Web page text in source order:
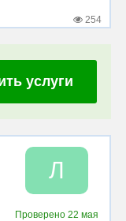
254
услуги
Л
Проверено22 мая